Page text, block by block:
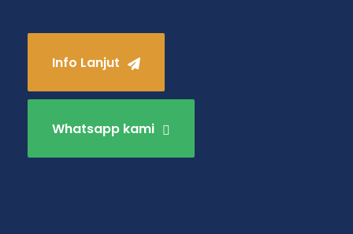
Info Lanjut
Whatsapp kami